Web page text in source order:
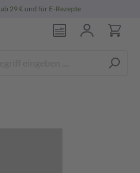
ab 29 € und für E-Rezepte